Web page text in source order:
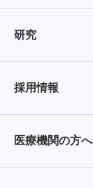
研究
採用情報
医療機関の方へ